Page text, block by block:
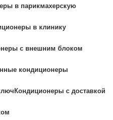
в парикмахерскую
в клинику
с внешним блоком
кондиционеры
Кондиционеры с доставкой